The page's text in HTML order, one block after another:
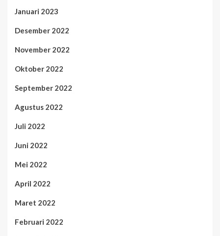
Januari 2023
Desember 2022
November 2022
Oktober 2022
September 2022
Agustus 2022
Juli 2022
Juni 2022
Mei 2022
April 2022
Maret 2022
Februari 2022